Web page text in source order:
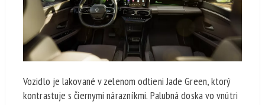
Vozidlo je lakované v zelenom odtieni Jade Green, ktorý
kontrastuje s čiernymi nárazníkmi. Palubná doska vo vnútri